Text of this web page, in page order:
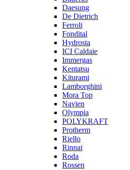
Daesung
De Dietrich
Ferroli
Fondital
Hydrosta
ICI Caldaie
Immergas
Kentatsu
Kiturami
Lamborghini
Mora Top
Navien
Olympia
POLYKRAFT
Protherm
Riello
Rinnai
Roda
Rossen